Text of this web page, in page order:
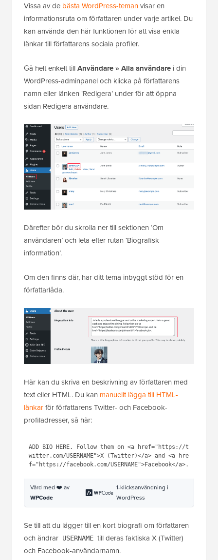
Vissa av de bästa WordPress-temanvisar en
informationsruta om författaren under varje artikel. Du
kan använda den här funktionen för att visa enkla
länkar till författarens sociala profiler.
Gå helt enkelt tillAnvändare » Alla användare i din
WordPress-adminpanel och klicka på författarens
namn eller länken ‘Redigera’ under för att öppna
sidan Redigera användare.
Därefter bör du skrolla ner till sektionen ‘Om
användaren’ och leta efter rutan ‘Biografisk
information’.
Om den finns där, har ditt tema inbyggt stöd för en
författarlåda.
Här kan du skriva en beskrivning av författaren med
text eller HTML. Du kan manuellt lägga till HTML-
länkarför författarens Twitter- och Facebook-
profiladresser, så här:
ADD BIO HERE. Follow them on < a
href="https://twitter.com/USERNAME" >X
(Twitter)</a> and <a
acebook</ a>.
Värd med ❤️ av
1-klicksanvändning i
Se till att du lägger till en kort biografi om författaren
och ändrar USERNAME till deras faktiska X (Twitter)